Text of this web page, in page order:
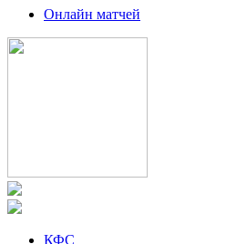
Онлайн матчей
КФС